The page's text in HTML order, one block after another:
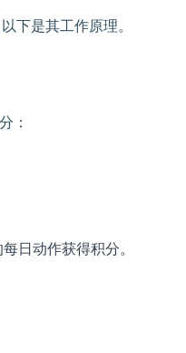
下是其工作原理。
：
日动作获得积分。